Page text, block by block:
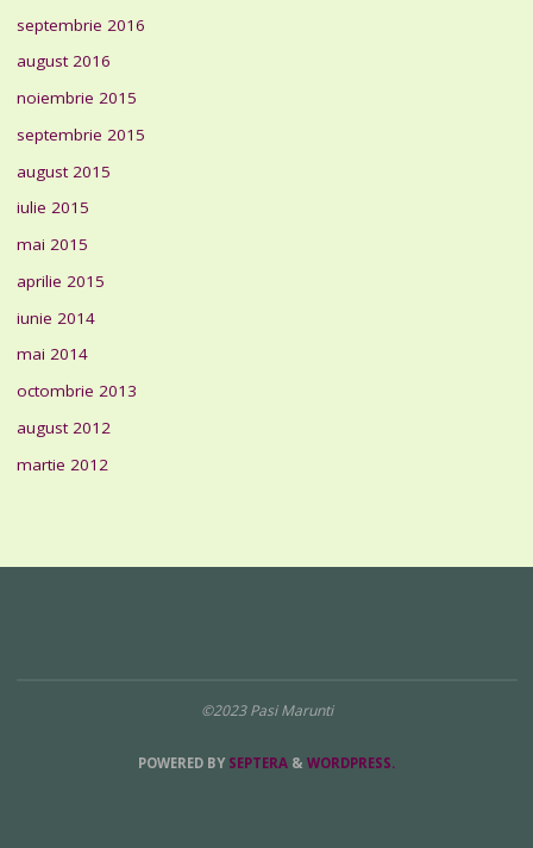
septembrie 2016
august 2016
noiembrie 2015
septembrie 2015
august 2015
iulie 2015
mai 2015
aprilie 2015
iunie 2014
mai 2014
octombrie 2013
august 2012
martie 2012
©2023 Pasi Marunti
POWERED BY SEPTERA & WORDPRESS.